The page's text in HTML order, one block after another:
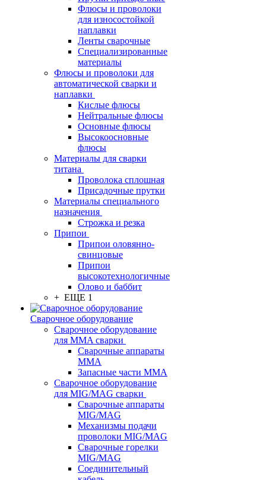
Флюсы и проволоки
для износостойкой
наплавки
Ленты сварочные
Специализированные
материалы
Флюсы и проволоки для
автоматической сварки и
наплавки
Кислые флюсы
Нейтральные флюсы
Основные флюсы
Высокоосновные
флюсы
Материалы для сварки
титана
Проволока сплошная
Присадочные прутки
Материалы специального
назначения
Строжка и резка
Припои
Припои оловянно-
свинцовые
Припои
высокотехнологичные
Олово и баббит
+ ЕЩЕ 1
Сварочное оборудование
Сварочное оборудование
для MMA сварки
Сварочные аппараты
MMA
Запасные части MMA
Сварочное оборудование
для MIG/MAG сварки
Сварочные аппараты
MIG/MAG
Механизмы подачи
проволоки MIG/MAG
Сварочные горелки
MIG/MAG
Соединительный